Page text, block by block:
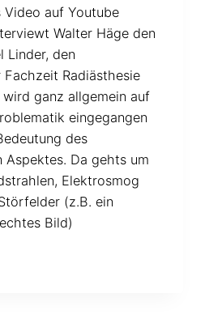
Video auf Youtube
Walter Häge den
Linder, den
Fachzeit Radiästhesie
wird ganz allgemein auf
eingegangen
des
Aspektes. Da gehts um
Elektrosmog
(z.B. ein
Bild)